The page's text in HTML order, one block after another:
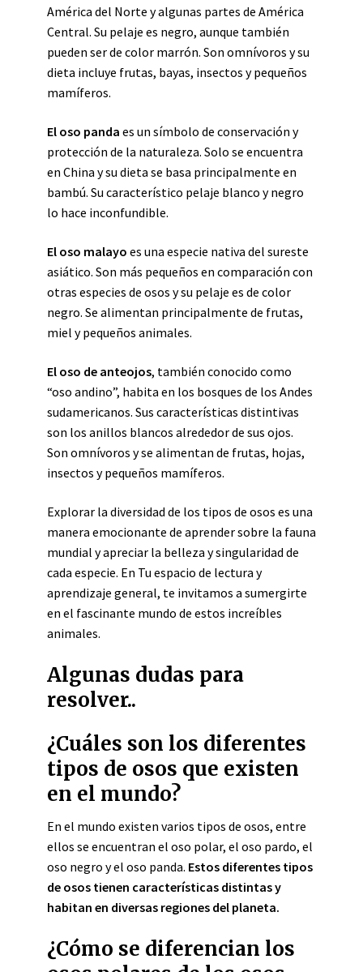
América del Norte y algunas partes de América
Central. Su pelaje es negro, aunque también
pueden ser de color marrón. Son omnívoros y su
dieta incluye frutas, bayas, insectos y pequeños
mamíferos.
El oso panda es un símbolo de conservación y
protección de la naturaleza. Solo se encuentra
en China y su dieta se basa principalmente en
bambú. Su característico pelaje blanco y negro
lo hace inconfundible.
El oso malayo es una especie nativa del sureste
asiático. Son más pequeños en comparación con
otras especies de osos y su pelaje es de color
negro. Se alimentan principalmente de frutas,
miel y pequeños animales.
El oso de anteojos, también conocido como
“oso andino”, habita en los bosques de los Andes
sudamericanos. Sus características distintivas
son los anillos blancos alrededor de sus ojos.
Son omnívoros y se alimentan de frutas, hojas,
insectos y pequeños mamíferos.
Explorar la diversidad de los tipos de osos es una
manera emocionante de aprender sobre la fauna
mundial y apreciar la belleza y singularidad de
cada especie. En Tu espacio de lectura y
aprendizaje general, te invitamos a sumergirte
en el fascinante mundo de estos increíbles
animales.
Algunas dudas para
resolver..
¿Cuáles son los diferentes
tipos de osos que existen
en el mundo?
En el mundo existen varios tipos de osos, entre
ellos se encuentran el oso polar, el oso pardo, el
oso negro y el oso panda. Estos diferentes tipos
de osos tienen características distintas y
habitan en diversas regiones del planeta.
¿Cómo se diferencian los